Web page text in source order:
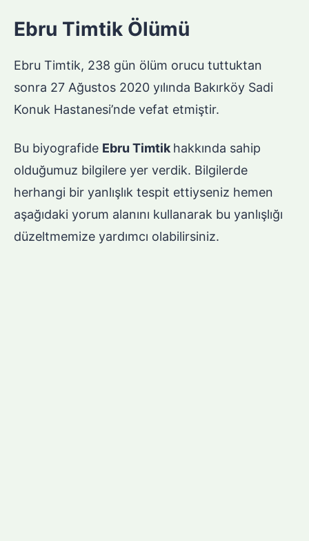
Ebru Timtik Ölümü
Ebru Timtik, 238 gün ölüm orucu tuttuktan
sonra 27 Ağustos 2020 yılında Bakırköy Sadi
Konuk Hastanesi’nde vefat etmiştir.
Bu biyografide Ebru Timtik hakkında sahip
olduğumuz bilgilere yer verdik. Bilgilerde
herhangi bir yanlışlık tespit ettiyseniz hemen
aşağıdaki yorum alanını kullanarak bu yanlışlığı
düzeltmemize yardımcı olabilirsiniz.